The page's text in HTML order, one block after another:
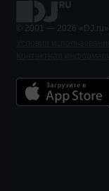
© 2001 — 2026